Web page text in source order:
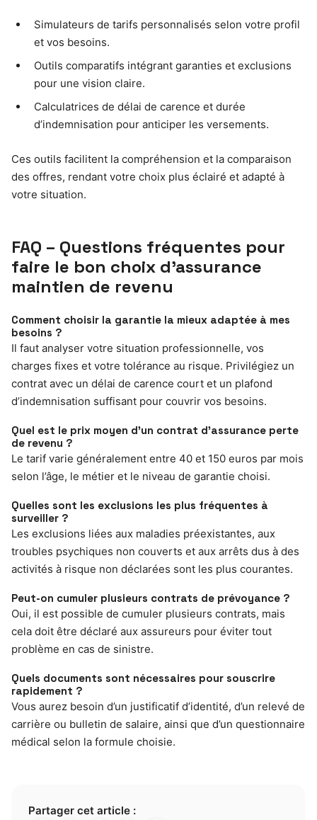
Simulateurs de tarifs personnalisés selon votre profil
et vos besoins.
Outils comparatifs intégrant garanties et exclusions
pour une vision claire.
Calculatrices de délai de carence et durée
d’indemnisation pour anticiper les versements.
Ces outils facilitent la compréhension et la comparaison
des offres, rendant votre choix plus éclairé et adapté à
votre situation.
FAQ – Questions fréquentes pour
faire le bon choix d’assurance
maintien de revenu
Comment choisir la garantie la mieux adaptée à mes
besoins ?
Il faut analyser votre situation professionnelle, vos
charges fixes et votre tolérance au risque. Privilégiez un
contrat avec un délai de carence court et un plafond
d’indemnisation suffisant pour couvrir vos besoins.
Quel est le prix moyen d’un contrat d’assurance perte
de revenu ?
Le tarif varie généralement entre 40 et 150 euros par mois
selon l’âge, le métier et le niveau de garantie choisi.
Quelles sont les exclusions les plus fréquentes à
surveiller ?
Les exclusions liées aux maladies préexistantes, aux
troubles psychiques non couverts et aux arrêts dus à des
activités à risque non déclarées sont les plus courantes.
Peut-on cumuler plusieurs contrats de prévoyance ?
Oui, il est possible de cumuler plusieurs contrats, mais
cela doit être déclaré aux assureurs pour éviter tout
problème en cas de sinistre.
Quels documents sont nécessaires pour souscrire
rapidement ?
Vous aurez besoin d’un justificatif d’identité, d’un relevé de
carrière ou bulletin de salaire, ainsi que d’un questionnaire
médical selon la formule choisie.
Partager cet article :